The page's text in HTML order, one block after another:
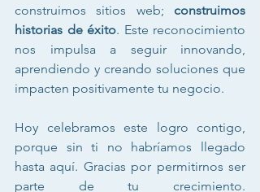
construimos sitios web; construimos
historias de éxito. Este reconocimiento
nos impulsa a seguir innovando,
aprendiendo y creando soluciones que
impacten positivamente tu negocio.
Hoy celebramos este logro contigo,
porque sin ti no habríamos llegado
hasta aquí. Gracias por permitirnos ser
parte de tu crecimiento.